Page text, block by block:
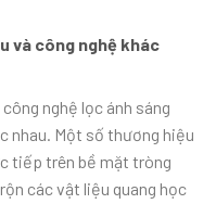
và công nghệ khác
nghệ lọc ánh sáng
nhau. Một số thương hiệu
tiếp trên bề mặt tròng
các vật liệu quang học